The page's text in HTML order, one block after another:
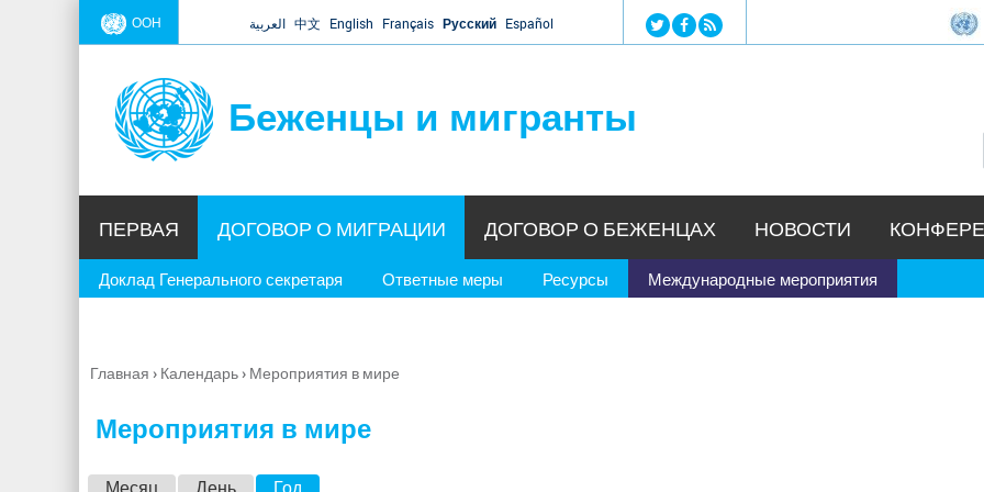
Jump to navigation
ООН العربية 中文 English Français Русский Español
Беженцы и мигранты
ПЕРВАЯ ДОГОВОР О МИГРАЦИИ
Доклад Генерального секретаря Ответные меры Ресурсы Международные мероприятия
ДОГОВОР О БЕЖЕНЦАХ НОВОСТИ
Вы
Главная › Календарь› Мероприятия в мире
Мероприятия в мире